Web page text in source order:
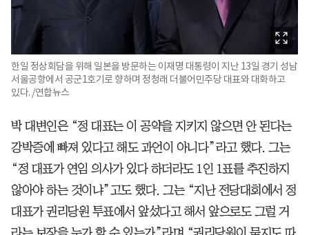
한일 정상회담을 위해 일본을 방문하는 이재명 대통령이 지난 13일 경기 성남
서울공항에서 공군1호기로 향하며 정청래 더불어민주당 대표와 대화하고
있다. /연합뉴스
박 대변인은 “정 대표는 이 공약을 지키지 않으면 안 된다는
강박증에 빠져 있다고 해도 과언이 아니다”라고 했다. 그는
“정 대표가 연임 의사가 있다 하더라도 1인 1표를 추진하지
않아야 하는 것이냐”고도 했다. 그는 “지난 전당대회에서 정
대표가 권리당원 투표에서 앞섰다고 해서 앞으로도 그럴 거